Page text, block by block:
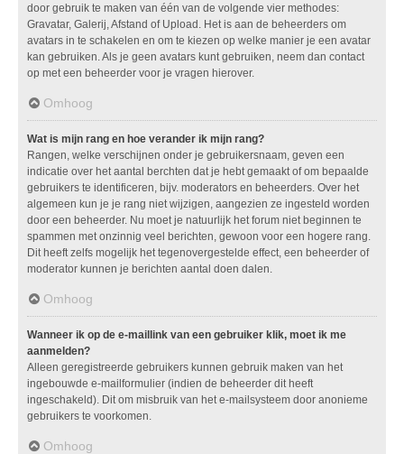
door gebruik te maken van één van de volgende vier methodes:
Gravatar, Galerij, Afstand of Upload. Het is aan de beheerders om
avatars in te schakelen en om te kiezen op welke manier je een avatar
kan gebruiken. Als je geen avatars kunt gebruiken, neem dan contact
op met een beheerder voor je vragen hierover.
Omhoog
Wat is mijn rang en hoe verander ik mijn rang?
Rangen, welke verschijnen onder je gebruikersnaam, geven een
indicatie over het aantal berchten dat je hebt gemaakt of om bepaalde
gebruikers te identificeren, bijv. moderators en beheerders. Over het
algemeen kun je je rang niet wijzigen, aangezien ze ingesteld worden
door een beheerder. Nu moet je natuurlijk het forum niet beginnen te
spammen met onzinnig veel berichten, gewoon voor een hogere rang.
Dit heeft zelfs mogelijk het tegenovergestelde effect, een beheerder of
moderator kunnen je berichten aantal doen dalen.
Omhoog
Wanneer ik op de e-maillink van een gebruiker klik, moet ik me
aanmelden?
Alleen geregistreerde gebruikers kunnen gebruik maken van het
ingebouwde e-mailformulier (indien de beheerder dit heeft
ingeschakeld). Dit om misbruik van het e-mailsysteem door anonieme
gebruikers te voorkomen.
Omhoog